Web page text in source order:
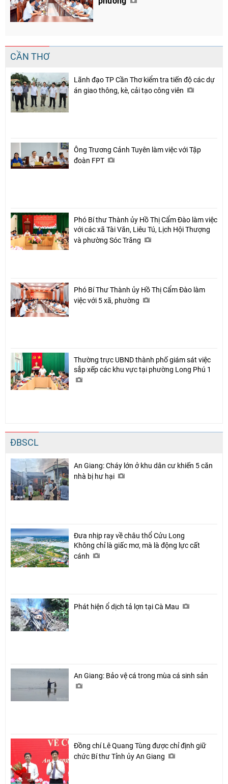
CẦN THƠ
Lãnh đạo TP Cần Thơ kiểm tra tiến độ các dự
án giao thông, kè, cải tạo công viên
Ông Trương Cảnh Tuyên làm việc với Tập
đoàn FPT
Phó Bí thư Thành ủy Hồ Thị Cẩm Đào làm việc
với các xã Tài Văn, Liêu Tú, Lịch Hội Thượng
và phường Sóc Trăng
Phó Bí Thư Thành ủy Hồ Thị Cẩm Đào làm
việc với 5 xã, phường
Thường trực UBND thành phố giám sát việc
sắp xếp các khu vực tại phường Long Phú 1
ĐBSCL
An Giang: Cháy lớn ở khu dân cư khiến 5 căn
nhà bị hư hại
Đưa nhịp ray về châu thổ Cửu Long
Không chỉ là giấc mơ, mà là động lực cất
cánh
Phát hiện ổ dịch tả lợn tại Cà Mau
An Giang: Bảo vệ cá trong mùa cá sinh sản
Đồng chí Lê Quang Tùng được chỉ định giữ
chức Bí thư Tỉnh ủy An Giang